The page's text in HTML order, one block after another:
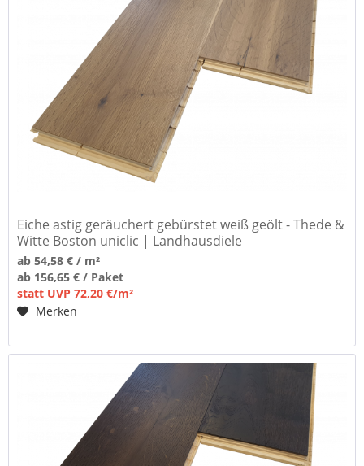
Eiche astig geräuchert gebürstet weiß geölt - Thede &
Witte Boston uniclic | Landhausdiele
ab 54,58 € / m²
ab 156,65 € / Paket
statt UVP 72,20 €/m²
Merken